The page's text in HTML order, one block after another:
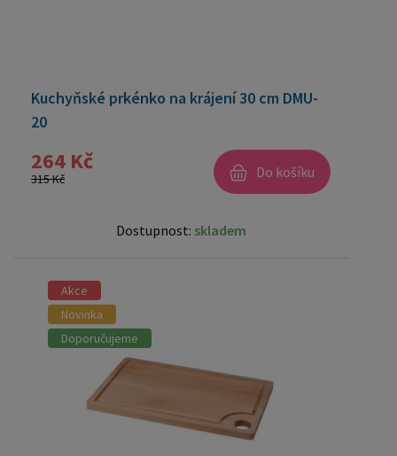
Kuchyňské prkénko na krájení 30 cm DMU-
20
264 Kč
315 Kč Do košíku
Dostupnost: skladem
Akce
Novinka
Doporučujeme